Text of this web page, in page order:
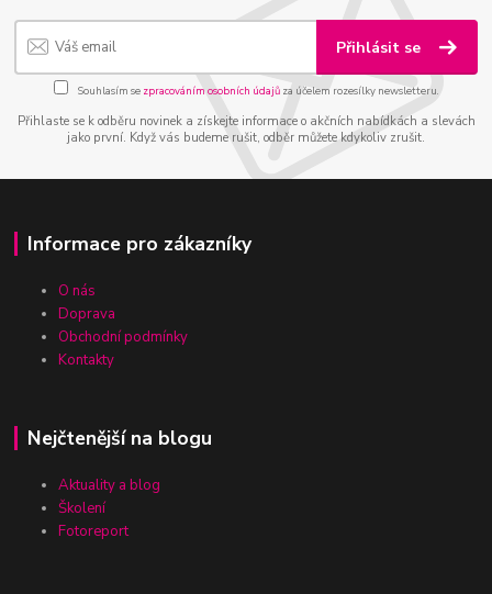
Přihlásit se
Souhlasím se zpracováním osobních údajůza účelem rozesílky newsletteru.
Přihlaste se k odběru novinek a získejte informace o akčních nabídkách a slevách
jako první. Když vás budeme rušit, odběr můžete kdykoliv zrušit.
Informace pro zákazníky
O nás
Doprava
Obchodní podmínky
Kontakty
Nejčtenější na blogu
Aktuality a blog
Školení
Fotoreport